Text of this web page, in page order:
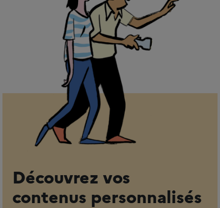
Découvrez vos
contenus personnalisés